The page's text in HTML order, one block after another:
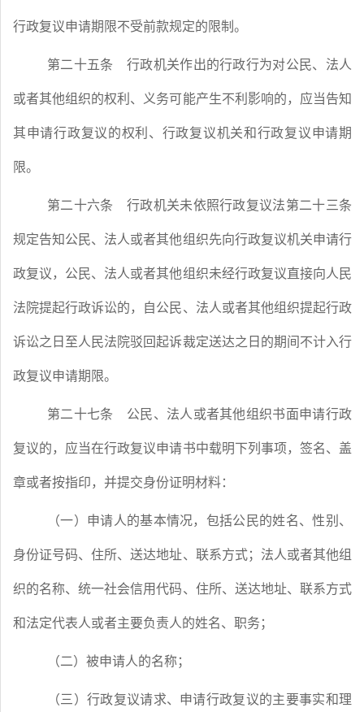
行政复议申请期限不受前款规定的限制。
第二十五条 行政机关作出的行政行为对公民、法人
或者其他组织的权利、义务可能产生不利影响的，应当告知
其申请行政复议的权利、行政复议机关和行政复议申请期
限。
第二十六条 行政机关未依照行政复议法第二十三条
规定告知公民、法人或者其他组织先向行政复议机关申请行
政复议，公民、法人或者其他组织未经行政复议直接向人民
法院提起行政诉讼的，自公民、法人或者其他组织提起行政
诉讼之日至人民法院驳回起诉裁定送达之日的期间不计入行
政复议申请期限。
第二十七条 公民、法人或者其他组织书面申请行政
复议的，应当在行政复议申请书中载明下列事项，签名、盖
章或者按指印，并提交身份证明材料：
（一）申请人的基本情况，包括公民的姓名、性别、
身份证号码、住所、送达地址、联系方式；法人或者其他组
织的名称、统一社会信用代码、住所、送达地址、联系方式
和法定代表人或者主要负责人的姓名、职务；
（二）被申请人的名称；
（三）行政复议请求、申请行政复议的主要事实和理